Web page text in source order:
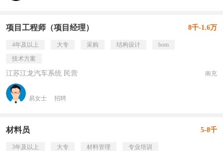
项目工程师（项目经理） 8千-1.6万
4年及以上 大专 采购 结构设计
bom
技术方案
江苏江龙汽车系统 民营 南充
易女士 招聘
材料员 5-8千
3年及以上 大专 材料管理 专业培训